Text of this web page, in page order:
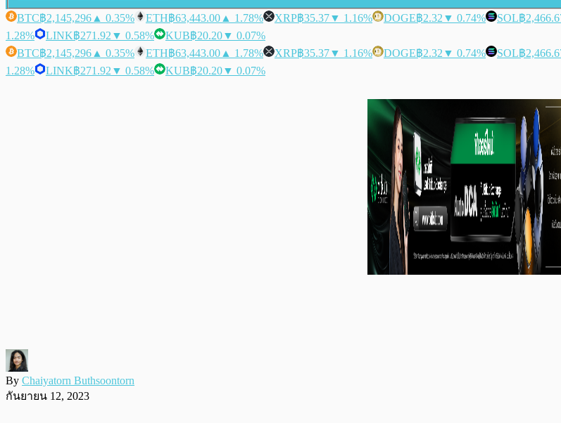
BTC฿2,145,296 ▲ 0.35% ETH฿63,443.00 ▲ 1.78% XRP฿35.37▼ 1.16% DOGE฿2.32 ▼ 0.74% SOL฿
1.28%
LINK฿271.92 ▼ 0.58% KUB฿20.20▼ 0.07%
BTC฿2,145,296 ▲ 0.35% ETH฿63,443.00 ▲ 1.78% XRP฿35.37▼ 1.16% DOGE฿2.32 ▼ 0.74% SOL฿
1.28%
LINK฿271.92 ▼ 0.58% KUB฿20.20▼ 0.07%
By Chaiyatorn Buthsoontorn
กันยายน 12, 2023